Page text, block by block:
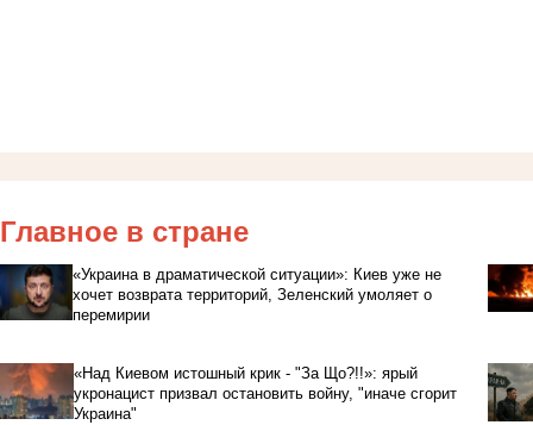
Главное в стране
«Украина в драматической ситуации»: Киев уже не
хочет возврата территорий, Зеленский умоляет о
перемирии
«Над Киевом истошный крик - "За Що?!!»: ярый
укронацист призвал остановить войну, "иначе сгорит
Украина"